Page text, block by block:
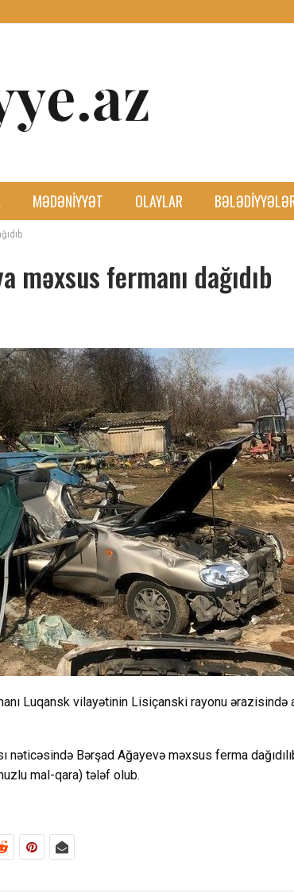
MƏDƏNIYYƏT OLAYLAR
məxsus fermanı dağıdıb
Luqansk vilayətinin Lisiçanski rayonu ərazisində
nəticəsində Bərşad Ağayevə məxsus ferma
mal-qara) tələf olub.